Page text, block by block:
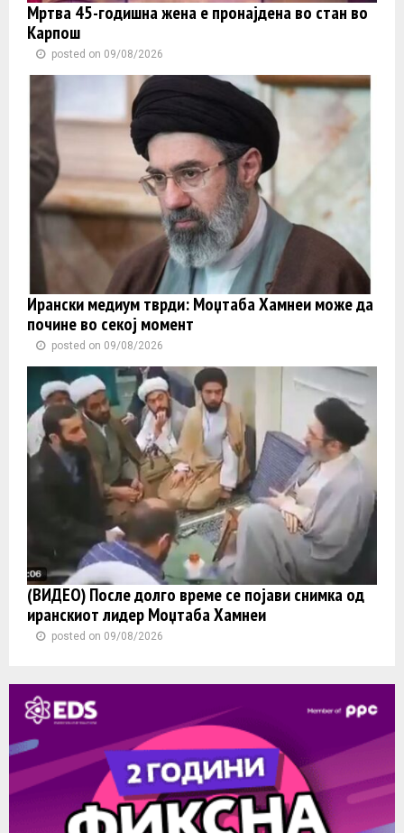
Мртва 45-годишна жена е пронајдена во стан во
Карпош
posted on 09/08/2026
Ирански медиум тврди: Моџтаба Хамнеи може да
почине во секој момент
posted on 09/08/2026
(ВИДЕО) После долго време се појави снимка од
иранскиот лидер Моџтаба Хамнеи
posted on 09/08/2026